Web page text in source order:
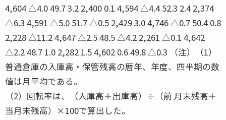
4,604 △4.0 49.7 3.2 2,400 0.1 4,594 △4.4 52.3 2.4 2,374
△6.3 4,591 △5.0 51.7 △0.5 2,429 3.0 4,746 △0.7 50.4 0.8
2,228 △11.2 4,647 △2.5 48.5 △4.2 2,261 △0.1 4,642
△2.2 48.7 1.0 2,282 1.5 4,602 0.6 49.8 △0.3 （注）（1）
普通倉庫の入庫高・保管残高の暦年、年度、四半期の数
値は月平均である。
（2）回転率は、（入庫高＋出庫高）÷（前 月末残高＋
当月末残高）×100で算出した。